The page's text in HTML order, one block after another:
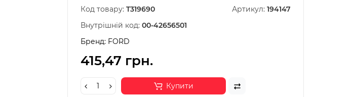
Код товару: T319690 Артикул: 194147
Внутрішній код: 00-42656501
Бренд: FORD
415,47 грн.
Купити